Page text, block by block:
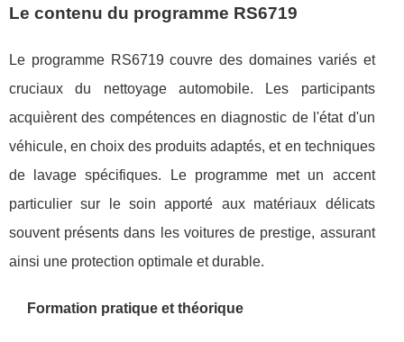
Le contenu du programme RS6719
Le programme RS6719 couvre des domaines variés et
cruciaux du nettoyage automobile. Les participants
acquièrent des compétences en diagnostic de l'état d'un
véhicule, en choix des produits adaptés, et en techniques
de lavage spécifiques. Le programme met un accent
particulier sur le soin apporté aux matériaux délicats
souvent présents dans les voitures de prestige, assurant
ainsi une protection optimale et durable.
Formation pratique et théorique